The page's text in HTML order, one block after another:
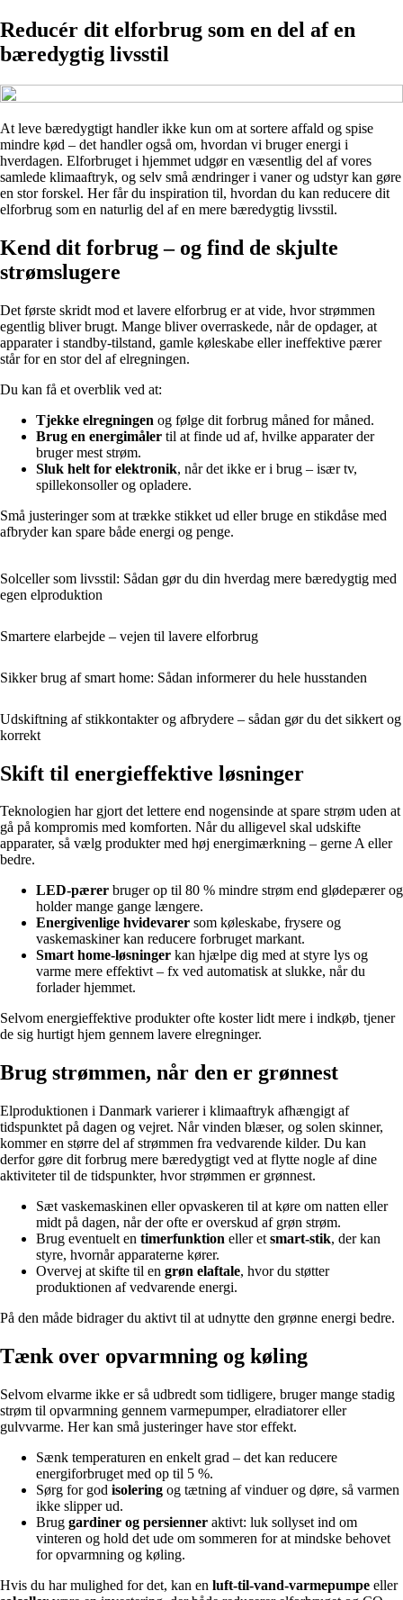
Reducér dit elforbrug som en del af en
bæredygtig livsstil
At leve bæredygtigt handler ikke kun om at sortere affald og spise
mindre kød – det handler også om, hvordan vi bruger energi i
hverdagen. Elforbruget i hjemmet udgør en væsentlig del af vores
samlede klimaaftryk, og selv små ændringer i vaner og udstyr kan gøre
en stor forskel. Her får du inspiration til, hvordan du kan reducere dit
elforbrug som en naturlig del af en mere bæredygtig livsstil.
Kend dit forbrug – og find de skjulte
strømslugere
Det første skridt mod et lavere elforbrug er at vide, hvor strømmen
egentlig bliver brugt. Mange bliver overraskede, når de opdager, at
apparater i standby-tilstand, gamle køleskabe eller ineffektive pærer
står for en stor del af elregningen.
Du kan få et overblik ved at:
Tjekke elregningen og følge dit forbrug måned for måned.
Brug en energimåler til at finde ud af, hvilke apparater der
bruger mest strøm.
Sluk helt for elektronik, når det ikke er i brug – især tv,
spillekonsoller og opladere.
Små justeringer som at trække stikket ud eller bruge en stikdåse med
afbryder kan spare både energi og penge.
Solceller som livsstil: Sådan gør du din hverdag mere bæredygtig med
egen elproduktion
Smartere elarbejde – vejen til lavere elforbrug
Sikker brug af smart home: Sådan informerer du hele husstanden
Udskiftning af stikkontakter og afbrydere – sådan gør du det sikkert og
korrekt
Skift til energieffektive løsninger
Teknologien har gjort det lettere end nogensinde at spare strøm uden at
gå på kompromis med komforten. Når du alligevel skal udskifte
apparater, så vælg produkter med høj energimærkning – gerne A eller
bedre.
LED-pærer bruger op til 80 % mindre strøm end glødepærer og
holder mange gange længere.
Energivenlige hvidevarer som køleskabe, frysere og
vaskemaskiner kan reducere forbruget markant.
Smart home-løsninger kan hjælpe dig med at styre lys og
varme mere effektivt – fx ved automatisk at slukke, når du
forlader hjemmet.
Selvom energieffektive produkter ofte koster lidt mere i indkøb, tjener
de sig hurtigt hjem gennem lavere elregninger.
Brug strømmen, når den er grønnest
Elproduktionen i Danmark varierer i klimaaftryk afhængigt af
tidspunktet på dagen og vejret. Når vinden blæser, og solen skinner,
kommer en større del af strømmen fra vedvarende kilder. Du kan
derfor gøre dit forbrug mere bæredygtigt ved at flytte nogle af dine
aktiviteter til de tidspunkter, hvor strømmen er grønnest.
Sæt vaskemaskinen eller opvaskeren til at køre om natten eller
midt på dagen, når der ofte er overskud af grøn strøm.
Brug eventuelt en timerfunktion eller et smart-stik, der kan
styre, hvornår apparaterne kører.
Overvej at skifte til en grøn elaftale, hvor du støtter
produktionen af vedvarende energi.
På den måde bidrager du aktivt til at udnytte den grønne energi bedre.
Tænk over opvarmning og køling
Selvom elvarme ikke er så udbredt som tidligere, bruger mange stadig
strøm til opvarmning gennem varmepumper, elradiatorer eller
gulvvarme. Her kan små justeringer have stor effekt.
Sænk temperaturen en enkelt grad – det kan reducere
energiforbruget med op til 5 %.
Sørg for god isolering og tætning af vinduer og døre, så varmen
ikke slipper ud.
Brug gardiner og persienner aktivt: luk sollyset ind om
vinteren og hold det ude om sommeren for at mindske behovet
for opvarmning og køling.
Hvis du har mulighed for det, kan en luft-til-vand-varmepumpe eller